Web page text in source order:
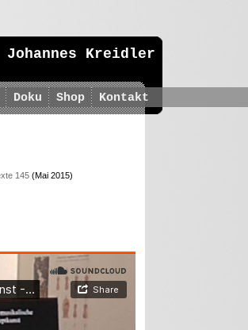
Johannes Kreidler
Doku Shop Kontakt
145 (Mai 2015)